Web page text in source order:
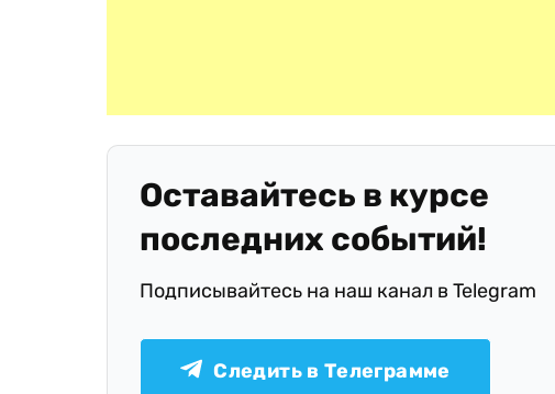
Оставайтесь в курсе
последних событий!
Подписывайтесь на наш канал в Telegram
Следить в Телеграмме